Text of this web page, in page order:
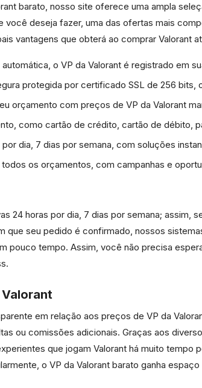
barato, nosso site oferece uma ampla
deseja fazer, uma das ofertas mais
vantagens que obterá ao comprar Valorant
o VP da Valorant é registrado em
protegida por certificado SSL de 256
orçamento com preços de VP da Valorant
como cartão de crédito, cartão de débito,
dia, 7 dias por semana, com soluções
os orçamentos, com campanhas e
24 horas por dia, 7 dias por semana;
que seu pedido é confirmado, nossos
pouco tempo. Assim, você não precisa
Valorant
em relação aos preços de VP da
ou comissões adicionais. Graças aos
que jogam Valorant há muito
o VP da Valorant barato ganha